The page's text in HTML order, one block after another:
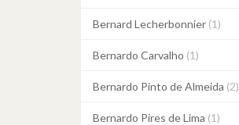
Bernard Lecherbonnier (1)
Bernardo Carvalho (1)
Bernardo Pinto de Almeida (2)
Bernardo Pires de Lima (1)